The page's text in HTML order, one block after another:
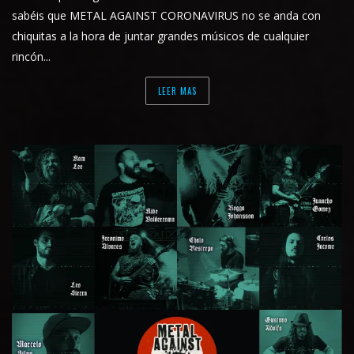
sabéis que METAL AGAINST CORONAVIRUS no se anda con
chiquitas a la hora de juntar grandes músicos de cualquier
rincón...
LEER MAS